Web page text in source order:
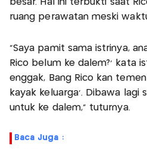
besar. Hal ini terbukti saat
ruang perawatan meski
"Saya pamit sama istrinya,
Rico belum ke dalem?' kata
enggak, Bang Rico kan
kayak keluarga'. Dibawa lagi
untuk ke dalem," tuturnya.
Baca Juga :